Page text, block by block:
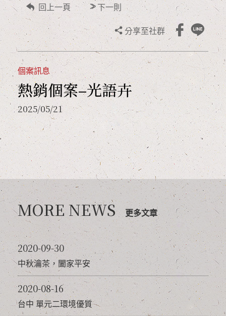
回上一頁 >> 下一則
分享至社群
個案訊息
熱銷個案–光語卉
2025/05/21
MORE NEWS 更多文章
2020-09-30
中秋瀹茶，闔家平安
2020-08-16
台中 單元二環境優質